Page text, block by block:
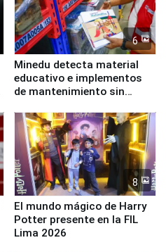
6
Minedu detecta material
educativo e implementos
de mantenimiento sin
la UGEL 2
8
El mundo mágico de Harry
Potter presente en la FIL
Lima 2026